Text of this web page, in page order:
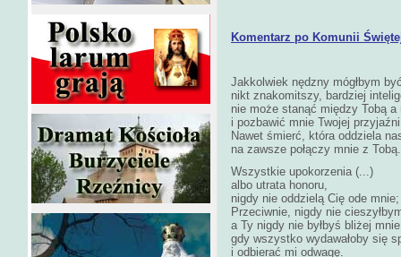
Komentarz po Komunii
Jakkolwiek nędzny mógłbym
nikt znakomitszy, bardziej
nie może stanąć między Tobą a
i pozbawić mnie Twojej
Nawet śmierć, która oddziela
na zawsze połączy mnie z Tobą.
Wszystkie upokorzenia (...)
albo utrata honoru,
nigdy nie oddzielą Cię ode mnie;
Przeciwnie, nigdy nie
a Ty nigdy nie byłbyś bliżej
gdy wszystko wydawałoby się
i odbierać mi odwagę.